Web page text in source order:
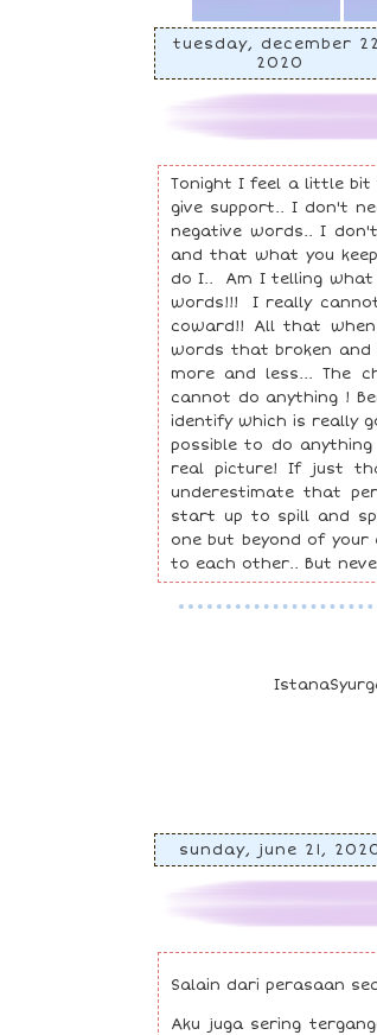
tuesday, december
2020
Tonight I feel a little
give support.. I don't
negative words.. I
and that what you
do I.. Am I telling
words!!! I really
coward!! All that
words that broken and
more and less... The
cannot do anything !
identify which is really
possible to do
real picture! If just
underestimate that
start up to spill and
one but beyond of your
to each other.. But
sunday, june 21,
Salain dari perasaan
Aku juga sering